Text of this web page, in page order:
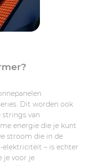
Dit worden ook
strings van
energie die je kunt
stroom die in de
elektriciteit – is echter
je voor je